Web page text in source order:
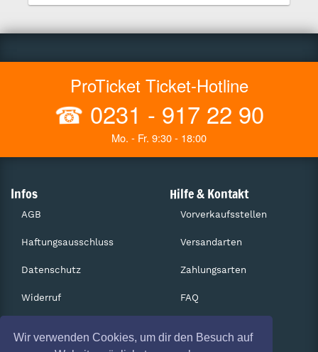
Wir verwenden Cookies, um dir den Besuch auf
ProTicket Ticket-Hotline
☎ 0231 - 917 22 90
Mo. - Fr. 9:30 - 18:00
Infos
AGB
Haftungsausschluss
Datenschutz
Widerruf
Hilfe & Kontakt
Vorverkaufsstellen
Versandarten
Zahlungsarten
FAQ
Services